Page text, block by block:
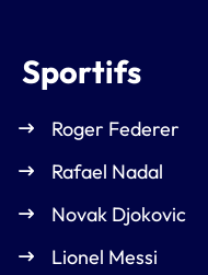
Sportifs
Roger Federer
Rafael Nadal
Novak Djokovic
Lionel Messi